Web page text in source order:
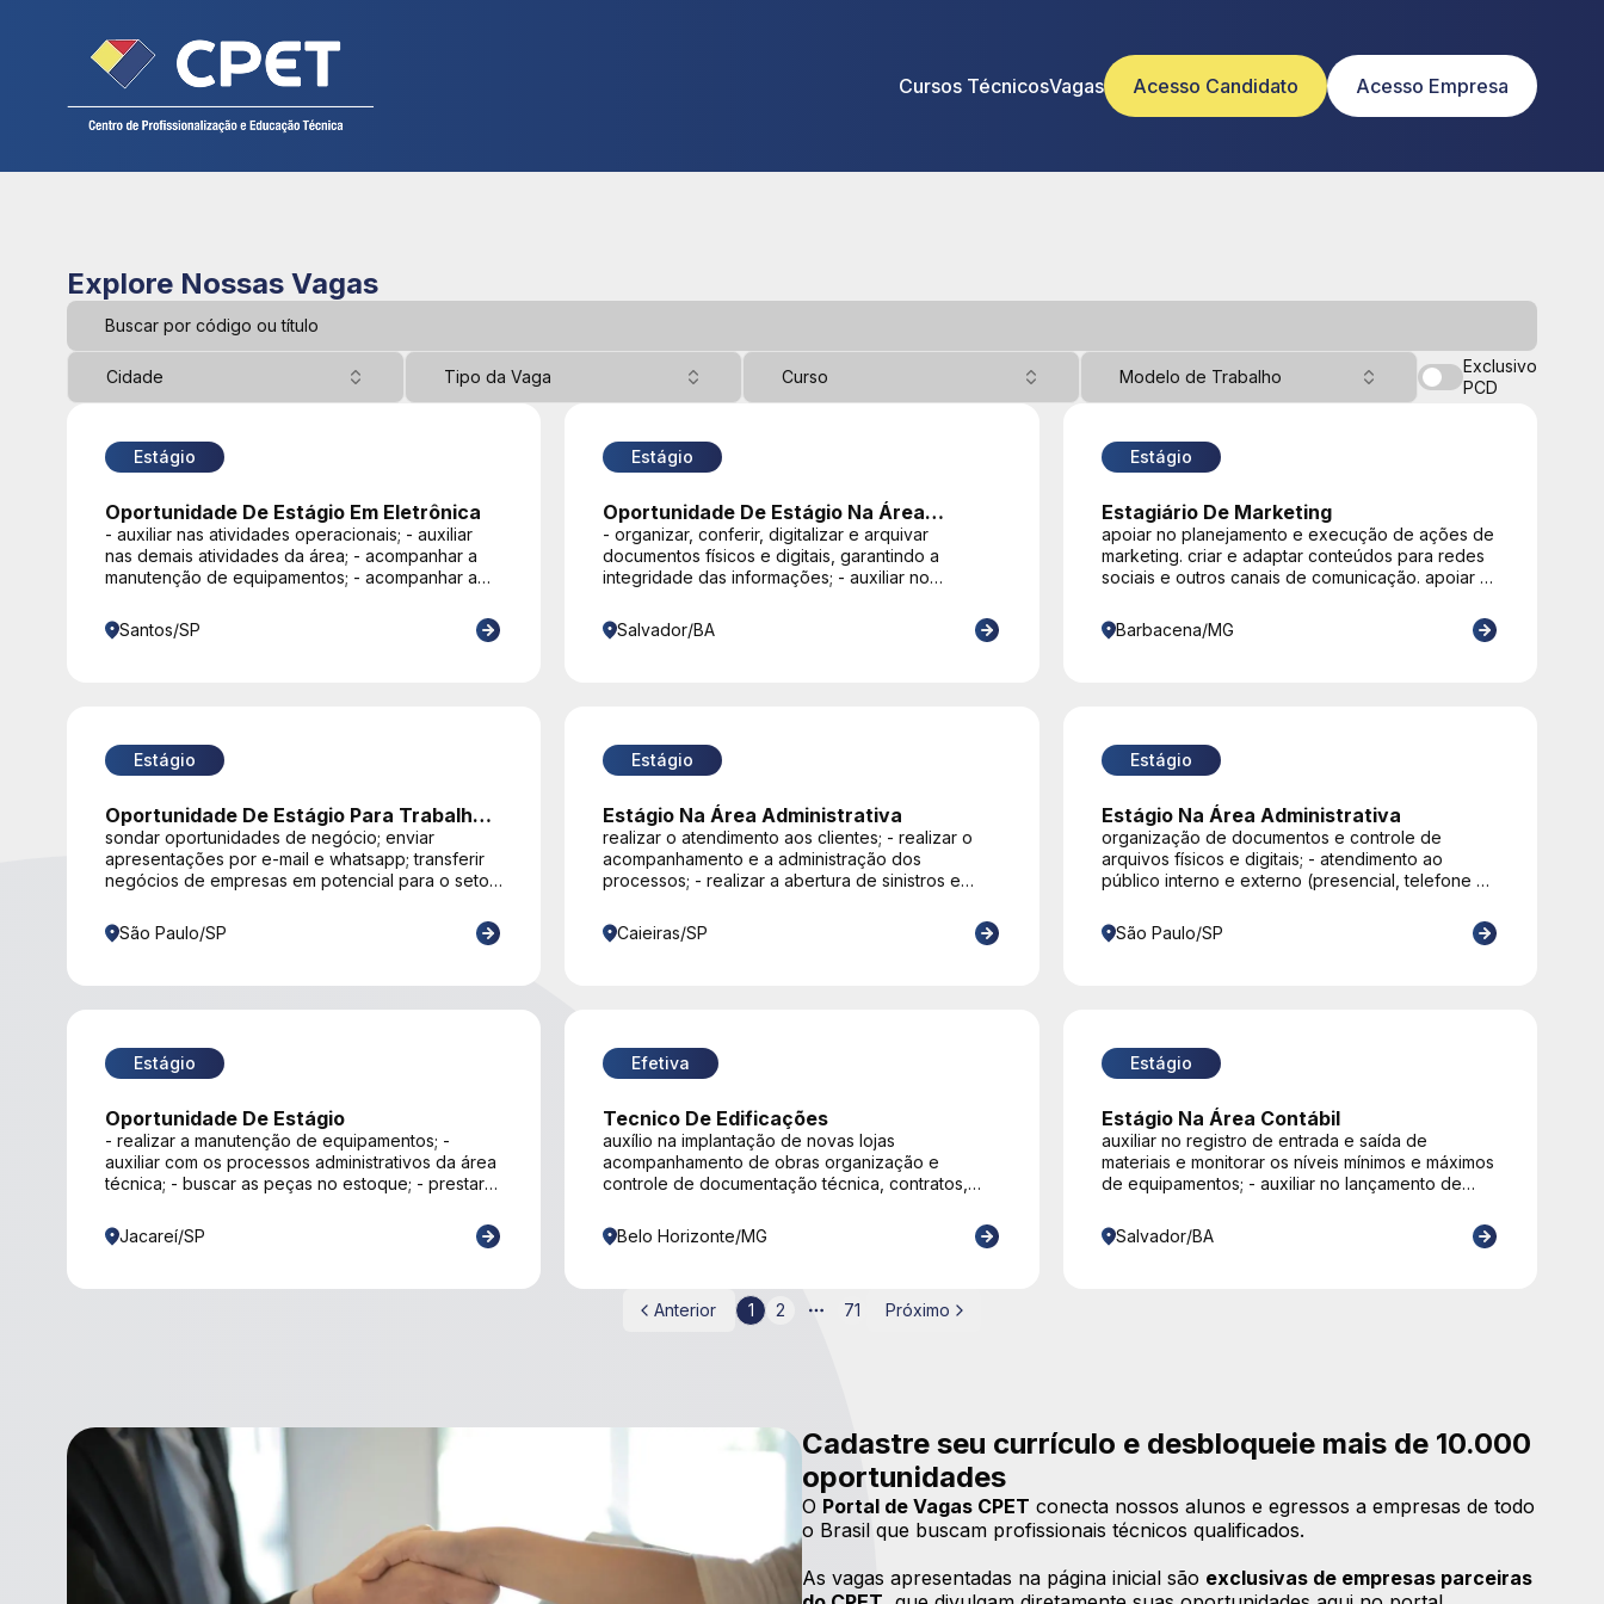
Cursos TécnicosVagas Acesso Candidato Acesso Empresa
Cadastre seu currículo
Explore Nossas Vagas
Cidade Tipo da Vaga Curso Modelo de Trabalho
Exclusivo
PCD
Estágio
Oportunidade De Estágio Em Eletrônica
- auxiliar nas atividades operacionais; - auxiliar
nas demais atividades da área; - acompanhar a
manutenção de equipamentos; - acompanhar a
Santos/SP
Estágio
Oportunidade De Estágio Na Área
Administrativa
- organizar, conferir, digitalizar e arquivar
documentos físicos e digitais, garantindo a
integridade das informações; - auxiliar no
controle de pendências documentais e contribuir
para a organização dos fluxos do setor; -
pesquisas documentais e levantamento de
informações e executar rotinas administrativas
Salvador/BA
Estágio
Estagiário De Marketing
apoiar no planejamento e execução de ações de
marketing. criar e adaptar conteúdos para redes
sociais e outros canais de comunicação. apoiar na
auxiliar na organização de eventos, ações
promocionais e campanhas institucionais. dar
Barbacena/MG
Estágio
Oportunidade De Estágio Para Trabalhar
Conosco
sondar oportunidades de negócio; enviar
apresentações por e-mail e whatsapp; transferir
negócios de empresas em potencial para o setor
estejam com dados incompletos ou inconsistentes
no cadastro do nube por telefone.
São Paulo/SP
Estágio
Estágio Na Área Administrativa
realizar o atendimento aos clientes; - realizar o
acompanhamento e a administração dos
processos; - realizar a abertura de sinistros e
relatórios e as planilhas em excel e word; -
organizar e controlar os arquivos em geral.
Caieiras/SP
Estágio
Estágio Na Área Administrativa
organização de documentos e controle de
arquivos físicos e digitais; - atendimento ao
público interno e externo (presencial, telefone e
operacionais da equipe; - suporte a e-mail,
planilhas, estoque, cotações, fornecedores; -
São Paulo/SP
Estágio
Oportunidade De Estágio
- realizar a manutenção de equipamentos; -
auxiliar com os processos administrativos da área
técnica; - buscar as peças no estoque; - prestar
Jacareí/SP
Efetiva
Tecnico De Edificações
auxílio na implantação de novas lojas
acompanhamento de obras organização e
controle de documentação técnica, contratos,
de visitas técnicas e monitoramento do progresso
das obras, identificando riscos e oportunidades
inauguração e inauguração, assegurando a
entrega da loja pronta para operação. apoio à
Belo Horizonte/MG
Estágio
Estágio Na Área Contábil
auxiliar no registro de entrada e saída de
materiais e monitorar os níveis mínimos e máximos
de equipamentos; - auxiliar no lançamento de
planilhas internas, além de organizar os
vencimentos; - efetuar a organização física e
Salvador/BA
Anterior 1 2
More pages
71 Próximo
Cadastre seu currículo e desbloqueie mais de 10.000
oportunidades
O Portal de Vagas CPET conecta nossos alunos e egressos a empresas de todo
o Brasil que buscam profissionais técnicos qualificados.
As vagas apresentadas na página inicial são exclusivas de empresas parceiras